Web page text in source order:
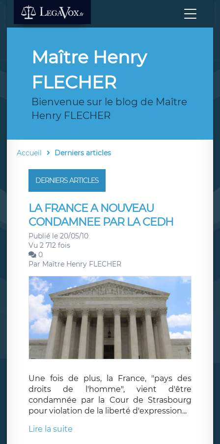
Maître Henry
FLECHER
Bienvenue sur le blog de Maître
Henry FLECHER
Accueil Derniers articles
DERNIERS ARTICLES
LA FRANCE A NOUVEAU
CONDAMNEE PAR LA CEDH
Publié le 20/05/10
Vu 2 712 fois
0
Par Maître Henry FLECHER
Une fois de plus, la France, "pays des
droits de l'homme", vient d'être
condamnée par la Cour de Strasbourg
pour violation de la liberté d'expression...
Lire la suite